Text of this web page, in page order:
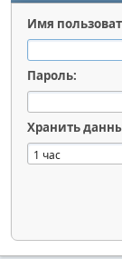
Имя
Пароль:
Хранить